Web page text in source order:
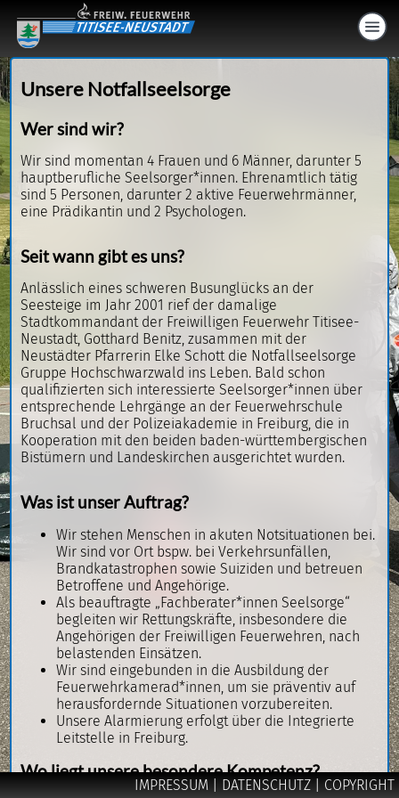
Unsere Notfallseelsorge
Wer sind wir?
Wir sind momentan 4 Frauen und 6 Männer, darunter 5
hauptberufliche Seelsorger*innen. Ehrenamtlich tätig
sind 5 Personen, darunter 2 aktive Feuerwehrmänner,
eine Prädikantin und 2 Psychologen.
Seit wann gibt es uns?
Anlässlich eines schweren Busunglücks an der
Seesteige im Jahr 2001 rief der damalige
Stadtkommandant der Freiwilligen Feuerwehr Titisee-
Neustadt, Gotthard Benitz, zusammen mit der
Neustädter Pfarrerin Elke Schott die Notfallseelsorge
Gruppe Hochschwarzwald ins Leben. Bald schon
qualifizierten sich interessierte Seelsorger*innen über
entsprechende Lehrgänge an der Feuerwehrschule
Bruchsal und der Polizeiakademie in Freiburg, die in
Kooperation mit den beiden baden-württembergischen
Bistümern und Landeskirchen ausgerichtet wurden.
Was ist unser Auftrag?
Wir stehen Menschen in akuten Notsituationen bei.
Wir sind vor Ort bspw. bei Verkehrsunfällen,
Brandkatastrophen sowie Suiziden und betreuen
Betroffene und Angehörige.
Als beauftragte „Fachberater*innen Seelsorge“
begleiten wir Rettungskräfte, insbesondere die
Angehörigen der Freiwilligen Feuerwehren, nach
belastenden Einsätzen.
Wir sind eingebunden in die Ausbildung der
Feuerwehrkamerad*innen, um sie präventiv auf
herausfordernde Situationen vorzubereiten.
Unsere Alarmierung erfolgt über die Integrierte
Leitstelle in Freiburg.
Wo liegt unsere besondere Kompetenz?
IMPRESSUM | DATENSCHUTZ | COPYRIGHT